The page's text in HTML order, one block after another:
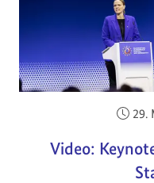
29.
Video: